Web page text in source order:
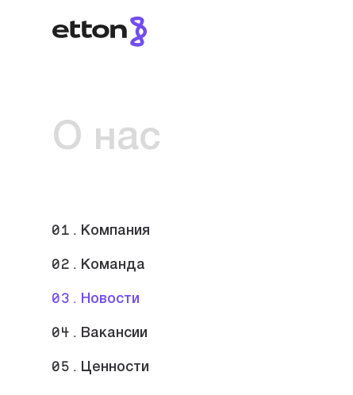
О нас
01. Компания
02. Команда
03. Новости
04. Вакансии
05. Ценности